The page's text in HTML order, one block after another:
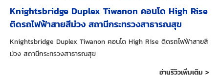
Knightsbridge Duplex Tiwanon คอนโด High Rise
ติดรถไฟฟ้าสายสีม่วง สถานีกระทรวงสาธารณสุข
Knightsbridge Duplex Tiwanon คอนโด High Rise ติดรถไฟฟ้าสายสี
ม่วง สถานีกระทรวงสาธารณสุข
อ่านรีวิวเพิ่มเติม >